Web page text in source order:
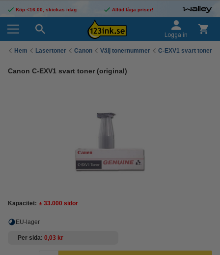
Köp <16:00, skickas idag Alltid låga priser!
Logga in
Hem Lasertoner Canon Välj tonernummer C-EXV1 svart toner
Canon C-EXV1 svart toner (original)
Kapacitet: ± 33.000 sidor
EU-lager
Per sida 0,03 kr